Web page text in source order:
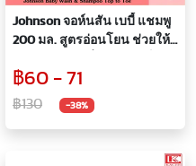
Johnson จอห์นสัน เบบี้ แชมพู
200 มล. สูตรอ่อนโยน ช่วยให้
สระผม ยาสระผม ครีมนวดผม
฿60 - 71
฿130 -38%